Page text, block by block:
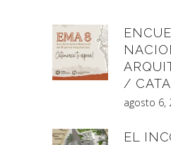
/
agosto 6,
EL